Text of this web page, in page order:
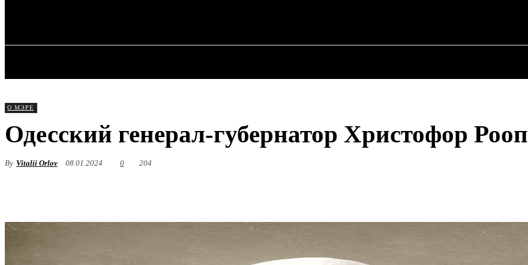
О МЭРЕ
Одесский генерал-губернатор Христофор Рооп
By Vitalii Orlov 08.01.2024 0 204